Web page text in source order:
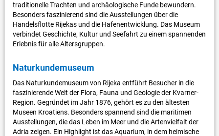
traditionelle Trachten und archäologische Funde bewundern.
Besonders faszinierend sind die Ausstellungen über die
Handelsflotte Rijekas und die Hafenentwicklung. Das Museum
verbindet Geschichte, Kultur und Seefahrt zu einem spannenden
Erlebnis für alle Altersgruppen.
Naturkundemuseum
Das Naturkundemuseum von Rijeka entführt Besucher in die
faszinierende Welt der Flora, Fauna und Geologie der Kvarner-
Region. Gegründet im Jahr 1876, gehört es zu den ältesten
Museen Kroatiens. Besonders spannend sind die maritimen
Ausstellungen, die das Leben im Meer und die Artenvielfalt der
Adria zeigen. Ein Highlight ist das Aquarium, in dem heimische